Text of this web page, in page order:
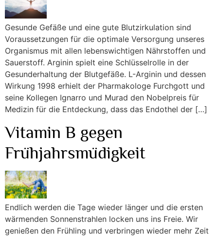
Gesunde Gefäße und eine gute Blutzirkulation sind
Voraussetzungen für die optimale Versorgung unseres
Organismus mit allen lebenswichtigen Nährstoffen und
Sauerstoff. Arginin spielt eine Schlüsselrolle in der
Gesunderhaltung der Blutgefäße. L-Arginin und dessen
Wirkung 1998 erhielt der Pharmakologe Furchgott und
seine Kollegen Ignarro und Murad den Nobelpreis für
Medizin für die Entdeckung, dass das Endothel der […]
Vitamin B gegen
Frühjahrsmüdigkeit
Endlich werden die Tage wieder länger und die ersten
wärmenden Sonnenstrahlen locken uns ins Freie. Wir
genießen den Frühling und verbringen wieder mehr Zeit